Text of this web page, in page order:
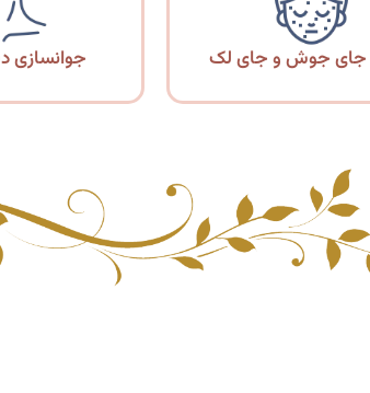
جای جوش و جای لک جوانسازی